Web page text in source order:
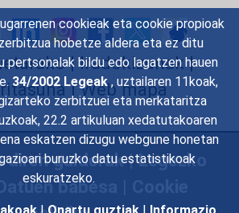
cookieak eta cookie propioak
hobetze aldera eta ez ditu
pertsonalak bildu edo lagatzen hauen
34/2002 Legeak, uztailaren 11koak,
zerbitzuei eta merkataritza
22.2 artikuluan xedatutakoaren
eskatzen dizugu webgune honetan
buruzko datu estatistikoak
eskuratzeko.
|Iradokizunak|
|Web mapa
diren galderak|Legezko
Datuen babesa